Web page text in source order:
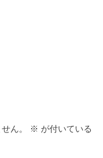
ん。 ※ が付いている